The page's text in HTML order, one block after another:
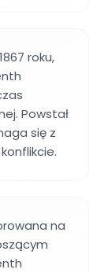
roku,
Powstał
się z
na